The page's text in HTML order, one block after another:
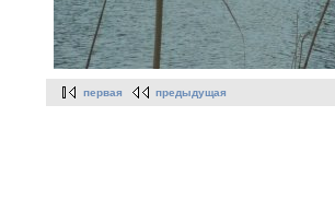
первая предыдущая